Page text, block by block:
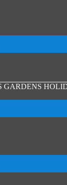
GARDENS